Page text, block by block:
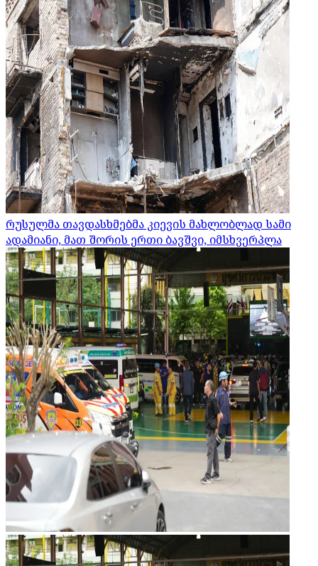
რუსულმა თავდასხმებმა კიევის მახლობლად სამი
ადამიანი, მათ შორის ერთი ბავშვი, იმსხვერპლა